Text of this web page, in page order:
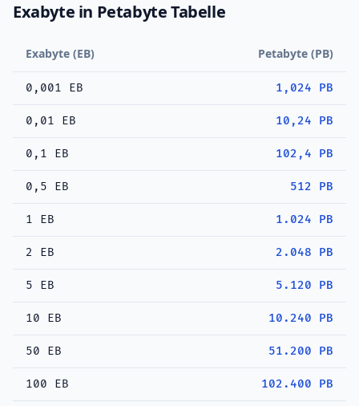
Exabyte in Petabyte Tabelle
Exabyte (EB) Petabyte (PB)
0,001 EB 1,024 PB
0,01 EB 10,24 PB
0,1 EB 102,4 PB
0,5 EB 512 PB
1 EB 1.024 PB
2 EB 2.048 PB
5 EB 5.120 PB
10 EB 10.240 PB
50 EB 51.200 PB
100 EB 102.400 PB